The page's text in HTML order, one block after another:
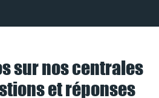
sur nos centrales
et réponses